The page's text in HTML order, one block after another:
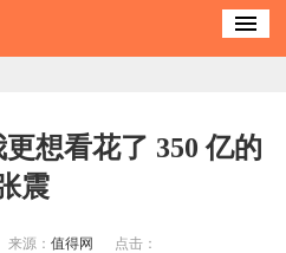
想看花了 350 亿的
震
来源： 值得网 点击：